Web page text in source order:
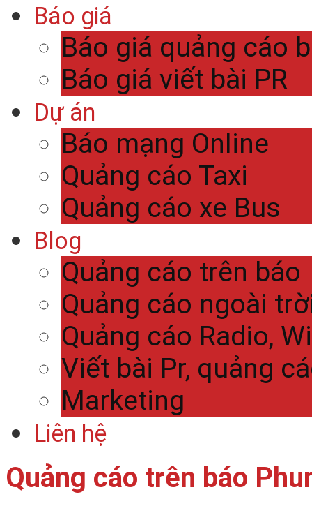
Báo giá
Báo giá quảng cáo
Báo giá viết bài PR
Dự án
Báo mạng Online
Quảng cáo Taxi
Quảng cáo xe Bus
Blog
Quảng cáo trên báo
Quảng cáo ngoài
Quảng cáo Radio,
Viết bài Pr, quảng
Marketing
Liên hệ
Quảng cáo trên báo